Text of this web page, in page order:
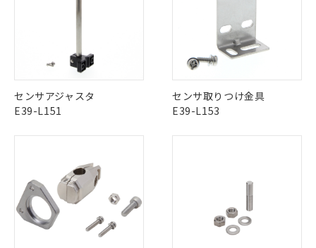
センサアジャスタ
E39-L151
センサ取りつけ金具
E39-L153
以下の条件をお読みいただき、同意のうえ
本サービスは、当社制御機器事業取扱
(税抜)を提供させていただくもので
ことをご了承ください。
在庫状況および標準価格照会結果は、
記載している更新日時点での社内デー
タに基づき作成されるものであり、閲
覧された時点での実際の在庫および標
準価格とは異なる場合があることをご
対応予定なし：EU RoHS指令（10物質）の
非含有に非対応の商品で、対応品を出す予
定はありません。
調査・確認中：EU RoHS指令（10物質）の
非含有の対応状況を調査中または確認中の
商品です。
非該当品：ライセンス料など無形物で、有
仕入先様の事情により、非含有部品として
むを得ず変更することがあります。
*EU RoHS指令（10物質）：
鉛(Pb) 1000ppm以下、 水銀(Hg) 1000ppm以下、 カド
ミウム(Cd) 100ppm以下、
六価クロム(Cr(Ⅵ)) 1000ppm以下、ポリ臭化ビフェニル
類(PBB) 1000ppm以下、ポリ臭化ジフェニルエーテル類
※1 中国RoHS○×表
「○」：最大均質材料含有率が中国RoHSの
「×」：最大均質材料含有率が中国RoHSの
「－」：未確認です。当社販売部門へお問
い合わせください。
*中国RoHS10物質の基準値 (GB/T26572)：
Pb(鉛) :1000ppm、 Hg(水銀) : 1000ppm、 Cd(カドミウ
ム) : 100ppm、
Cr(Ⅵ)(六価クロム) : 1000ppm、 PBBs(ポリ臭化ビフェ
為替および外国貿易法に定める商品
（以下｢規制貨物等」という）を輸出
または国外への提供する場合は、日本
国政府の輸出許可(または役務取引許
可)を取得するなどの必要な手続きを
記
説明